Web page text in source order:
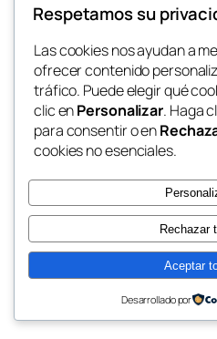
Twenty Twenty-Five
Respetamos su
Las cookies nos ayudan a
ofrecer contenido
tráfico. Puede elegir qué
clic enPersonalizar. Haga
para consentir o en
cookies no esenciales.
Rechazar
Aceptar
Desarrollado por